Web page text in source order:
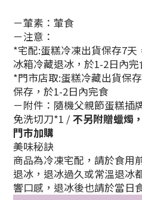
－葷素：葷食
－注意：
*宅配:蛋糕冷凍出貨保存7天
冰箱冷藏退冰，於1-2日內完
*門市店取:蛋糕冷藏出貨保
保存，於1-2日內完食
－附件：隨機父親節蛋糕插
免洗切刀*1 /不另附贈蠟燭
門市加購
美味秘訣
商品為冷凍宅配，請於食用
退冰，退冰過久或常溫退冰
響口感，退冰後也請於當日